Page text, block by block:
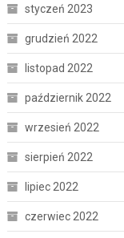
styczeń 2023
grudzień 2022
listopad 2022
październik 2022
wrzesień 2022
sierpień 2022
lipiec 2022
czerwiec 2022